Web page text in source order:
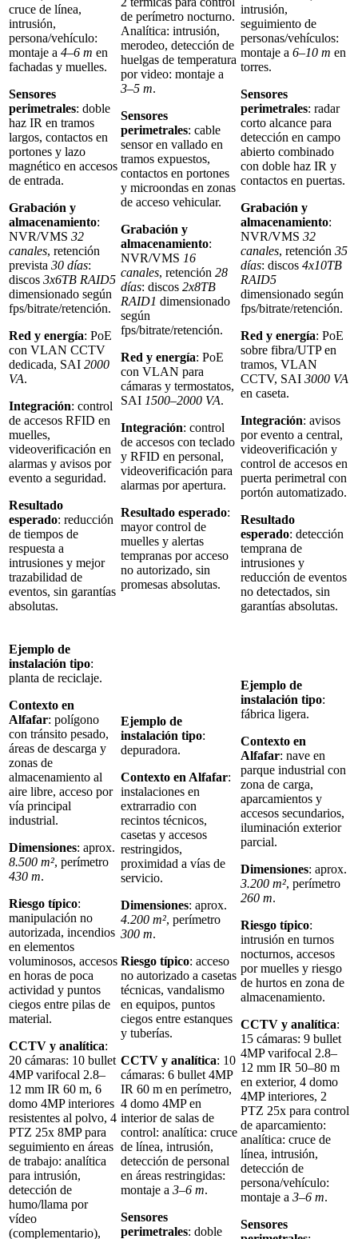
cruce de línea,
intrusión,
persona/vehículo:
montaje a 4–6 m en
fachadas y muelles.
Sensores
perimetrales: doble
haz IR en tramos
largos, contactos en
portones y lazo
magnético en accesos
de entrada.
Grabación y
almacenamiento:
NVR/VMS 32
canales, retención
prevista 30 días:
discos 3x6TB RAID5
dimensionado según
fps/bitrate/retención.
Red y energía: PoE
con VLAN CCTV
dedicada, SAI 2000
VA.
Integración: control
de accesos RFID en
muelles,
videoverificación en
alarmas y avisos por
evento a seguridad.
Resultado
esperado: reducción
de tiempos de
respuesta a
intrusiones y mejor
trazabilidad de
eventos, sin garantías
absolutas.
de perímetro nocturno.
Analítica: intrusión,
merodeo, detección de
huelgas de temperatura
por video: montaje a
3–5 m.
Sensores
perimetrales: cable
sensor en vallado en
tramos expuestos,
contactos en portones
y microondas en zonas
de acceso vehicular.
Grabación y
almacenamiento:
NVR/VMS 16
canales, retención 28
días: discos 2x8TB
RAID1 dimensionado
según
fps/bitrate/retención.
Red y energía: PoE
con VLAN para
cámaras y termostatos,
SAI 1500–2000 VA.
Integración: control
de accesos con teclado
y RFID en personal,
videoverificación para
alarmas por apertura.
Resultado esperado:
mayor control de
muelles y alertas
tempranas por acceso
no autorizado, sin
promesas absolutas.
intrusión,
seguimiento de
personas/vehículos:
montaje a 6–10 m en
torres.
Sensores
perimetrales: radar
corto alcance para
detección en campo
abierto combinado
con doble haz IR y
contactos en puertas.
Grabación y
almacenamiento:
NVR/VMS 32
canales, retención 35
días: discos 4x10TB
RAID5
dimensionado según
fps/bitrate/retención.
Red y energía: PoE
sobre fibra/UTP en
tramos, VLAN
CCTV, SAI 3000 VA
en caseta.
Integración: avisos
por evento a central,
videoverificación y
control de accesos en
puerta perimetral con
portón automatizado.
Resultado
esperado: detección
temprana de
intrusiones y
reducción de eventos
no detectados, sin
garantías absolutas.
Ejemplo de
instalación tipo:
planta de reciclaje.
Contexto en
Alfafar: polígono
con tránsito pesado,
áreas de descarga y
zonas de
almacenamiento al
aire libre, acceso por
vía principal
industrial.
Dimensiones: aprox.
8.500 m², perímetro
430 m.
Riesgo típico:
manipulación no
autorizada, incendios
en elementos
voluminosos, accesos
en horas de poca
actividad y puntos
ciegos entre pilas de
material.
CCTV y analítica:
20 cámaras: 10 bullet
4MP varifocal 2.8–
12 mm IR 60 m, 6
domo 4MP interiores
resistentes al polvo, 4
PTZ 25x 8MP para
seguimiento en áreas
de trabajo: analítica
para intrusión,
detección de
humo/llama por
vídeo
(complementario),
Ejemplo de
instalación tipo:
depuradora.
Contexto en Alfafar:
instalaciones en
extrarradio con
recintos técnicos,
casetas y accesos
restringidos,
proximidad a vías de
servicio.
Dimensiones: aprox.
4.200 m², perímetro
300 m.
Riesgo típico: acceso
no autorizado a casetas
técnicas, vandalismo
en equipos, puntos
ciegos entre estanques
y tuberías.
CCTV y analítica: 10
cámaras: 6 bullet 4MP
IR 60 m en perímetro,
4 domo 4MP en
interior de salas de
control: analítica: cruce
de línea, intrusión,
detección de personal
en áreas restringidas:
montaje a 3–6 m.
Sensores
perimetrales: doble
Ejemplo de
instalación tipo:
fábrica ligera.
Contexto en
Alfafar: nave en
parque industrial con
zona de carga,
aparcamientos y
accesos secundarios,
iluminación exterior
parcial.
Dimensiones: aprox.
3.200 m², perímetro
260 m.
Riesgo típico:
intrusión en turnos
nocturnos, accesos
por muelles y riesgo
de hurtos en zona de
almacenamiento.
CCTV y analítica:
15 cámaras: 9 bullet
4MP varifocal 2.8–
12 mm IR 50–80 m
en exterior, 4 domo
4MP interiores, 2
PTZ 25x para control
de aparcamiento:
analítica: cruce de
línea, intrusión,
detección de
persona/vehículo:
montaje a 3–6 m.
Sensores